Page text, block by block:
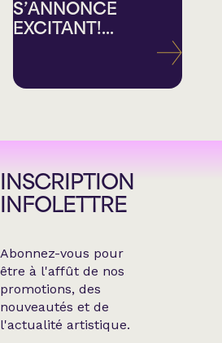
S’ANNONCE
EXCITANT!...
INSCRIPTION
INFOLETTRE
Abonnez-vous pour
être à l'affût de nos
promotions, des
nouveautés et de
l'actualité artistique.